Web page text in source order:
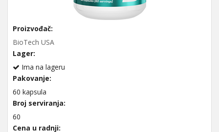
Proizvođač:
BioTech USA
Lager:
Ima na lageru
Pakovanje:
60 kapsula
Broj serviranja:
60
Cena u radnji: